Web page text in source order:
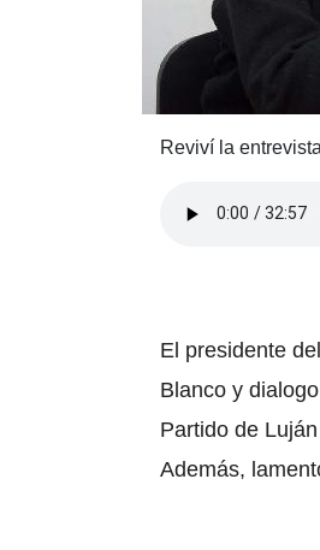
Reviví la
El presidente
Blanco y
Partido de
Además,